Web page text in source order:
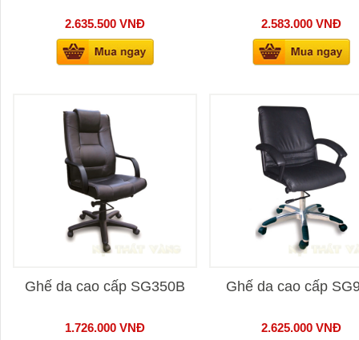
2.635.500 VNĐ 2.583.000 VNĐ
Ghế da cao cấp SG350B
1.726.000 VNĐ
Ghế da cao cấp
2.625.000 VNĐ